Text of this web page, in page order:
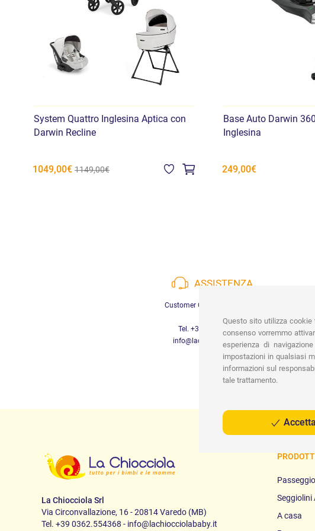
System Quattro Inglesina Aptica con
Darwin Recline
1049,00€ 1149,00€
Base Auto Darwin
Inglesina
249,00€
ASSISTENZA
Customer Care a disposizione
Tel. +39 3452280233
info@lachiocciolababy.it
La Chiocciola Srl
Via Circonvallazione, 16 - 20814 Varedo (MB)
Tel. +39 0362.554368 - info@lachiocciolababy.it
Passeggio
Seggiolini
A casa
Questo sito utilizza cookie
consenso vorremmo
esperienza di
impostazioni in qualsiasi
informazioni sul
tale trattamento.
Accetta